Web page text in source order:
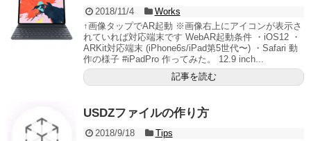
2018/11/4
Works
↑画像タップでAR起動 ※画像右上にアイコンが表示さ
れていれば対応端末です WebAR起動条件 ・iOS12 ・
ARKit対応端末 (iPhone6s/iPad第5世代〜) ・Safari 動
作の様子 #iPadPro 作ってみた。 12.9 inch...
記事を読む
USDZファイルの作り方
2018/9/18
Tips